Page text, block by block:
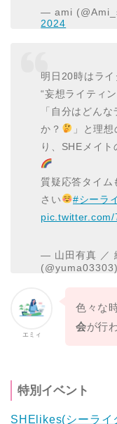
— ami
2024
明日20時はライ
“妄想ライティ
「自分はどん
か？
」と理
り、SHEメイ
質疑応答タイム
さい
#シーラ
pic.twitter.com/
— 山田有真 ／
エミィ
色々な
会が行
特別イベント
SHElikes(シーライ